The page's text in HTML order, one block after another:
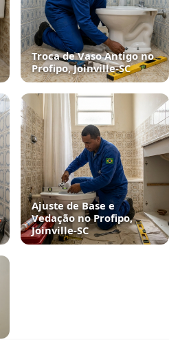
Troca de Vaso Antigo no
Profipo, Joinville‑SC
Ajuste de Base e
Vedação no Profipo,
Joinville‑SC